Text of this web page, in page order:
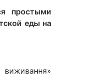
простыми
еды на